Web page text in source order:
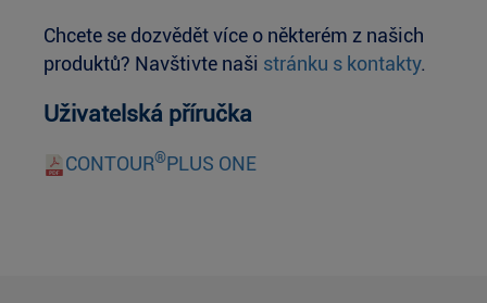
Chcete se dozvědět více o některém z našich
produktů? Navštivte naši stránku s kontakty.
Uživatelská příručka
CONTOUR®PLUS ONE